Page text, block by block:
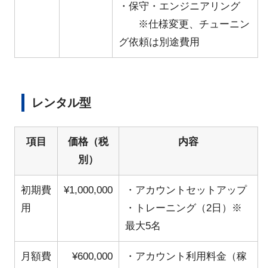
・保守・エンジニアリング
※仕様変更、チューニン
グ依頼は別途費用
レンタル型
項目
価格（税
別）
内容
初期費
用
¥1,000,000
・アカウントセットアップ
・トレーニング（2日）※
最大5名
月額費
¥600,000
・アカウント利用料金（稼